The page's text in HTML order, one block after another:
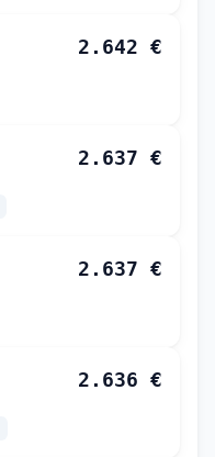
2.642 €
2.637 €
2.637 €
2.636 €